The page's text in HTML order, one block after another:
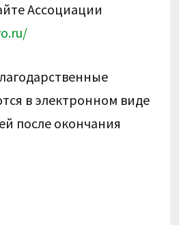
Ассоциации
в электронном виде
после окончания